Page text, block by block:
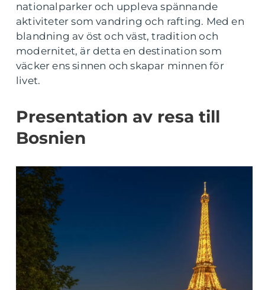
nationalparker och uppleva spännande
aktiviteter som vandring och rafting. Med en
blandning av öst och väst, tradition och
modernitet, är detta en destination som
väcker ens sinnen och skapar minnen för
livet.
Presentation av resa till
Bosnien